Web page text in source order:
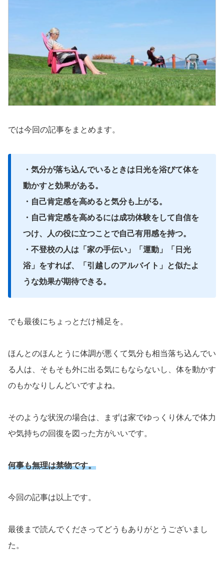
では今回の記事をまとめます。
・気分が落ち込んでいるときは日光を浴びて体を
動かすと効果がある。
・自己肯定感を高めると気分も上がる。
・自己肯定感を高めるには成功体験をして自信を
つけ、人の役に立つことで自己有用感を持つ。
・不登校の人は「家の手伝い」「運動」「日光
浴」をすれば、「引越しのアルバイト」と似たよ
うな効果が期待できる。
でも最後にちょっとだけ補足を。
ほんとのほんとうに体調が悪くて気分も相当落ち込んでい
る人は、そもそも外に出る気にもならないし、体を動かす
のもかなりしんどいですよね。
そのような状況の場合は、まずは家でゆっくり休んで体力
や気持ちの回復を図った方がいいです。
何事も無理は禁物です。
今回の記事は以上です。
最後まで読んでくださってどうもありがとうございまし
た。